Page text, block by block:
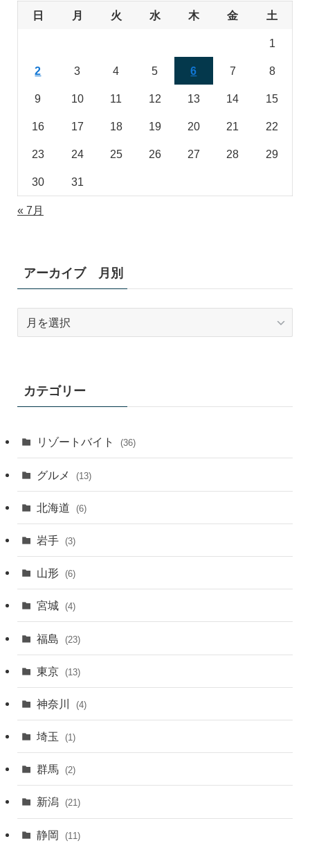
日 月 火 水 木 金 土
1
2 3 4 5 6 7 8
9 10 11 12 13 14 15
16 17 18 19 20 21 22
23 24 25 26 27 28 29
30 31
« 7月
アーカイブ 月別
ブ
カテゴリー
リゾートバイト (36)
グルメ (13)
北海道 (6)
岩手 (3)
山形 (6)
宮城 (4)
福島 (23)
東京 (13)
神奈川 (4)
埼玉 (1)
群馬 (2)
新潟 (21)
静岡 (11)